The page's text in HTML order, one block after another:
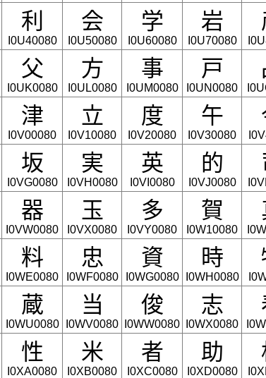
利
I0U40080
会
I0U50080
学
I0U60080
岩
I0U70080
父
I0UK0080
方
I0UL0080
事
I0UM0080
戸
I0UN0080
津
I0V00080
立
I0V10080
度
I0V20080
午
I0V30080
坂
I0VG0080
実
I0VH0080
英
I0VI0080
的
I0VJ0080
器
I0VW0080
玉
I0VX0080
多
I0VY0080
賀
I0W10080
料
I0WE0080
忠
I0WF0080
資
I0WG0080
時
I0WH0080
蔵
I0WU0080
当
I0WV0080
俊
I0WW0080
志
I0WX0080
性
I0XA0080
米
I0XB0080
者
I0XC0080
助
I0XD0080